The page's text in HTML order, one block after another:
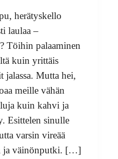
herätyskello
laulaa –
Töihin palaaminen
kuin yrittäis
jalassa. Mutta hei,
meille vähän
kuin kahvi ja
Esittelen sinulle
varsin vireää
ja väinönputki. […]